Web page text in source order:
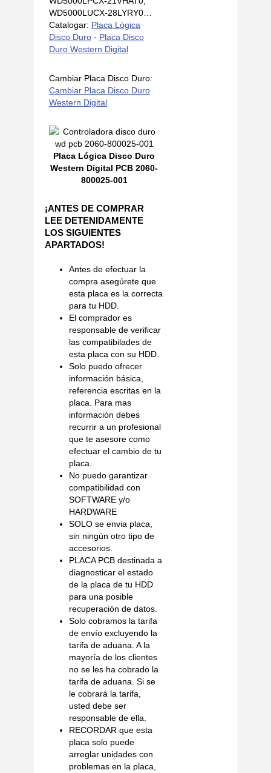
WD5000LUCX-28LYRY0…
Catalogar: Placa Lógica
Disco Duro- Placa Disco
Duro Western Digital
Cambiar Placa Disco Duro:
Cambiar Placa Disco Duro
Western Digital
Placa Lógica Disco Duro
Western Digital PCB 2060-
800025-001
¡ANTES DE COMPRAR
LEE DETENIDAMENTE
LOS SIGUIENTES
APARTADOS!
Antes de efectuar la
compra asegúrete que
esta placa es la correcta
para tu HDD.
El comprador es
responsable de verificar
las compatibilades de
esta placa con su HDD.
Solo puedo ofrecer
información básica,
referencia escritas en la
placa. Para mas
información debes
recurrir a un profesional
que te asesore como
efectuar el cambio de tu
placa.
No puedo garantizar
compatibilidad con
SOFTWARE y/o
HARDWARE
SOLO se envia placa,
sin ningún otro tipo de
accesorios.
PLACA PCB destinada a
diagnosticar el estado
de la placa de tu HDD
para una posible
recuperación de datos.
Solo cobramos la tarifa
de envío excluyendo la
tarifa de aduana. A la
mayoría de los clientes
no se les ha cobrado la
tarifa de aduana. Si se
le cobrará la tarifa,
usted debe ser
responsable de ella.
RECORDAR que esta
placa solo puede
arreglar unidades con
problemas en la placa,